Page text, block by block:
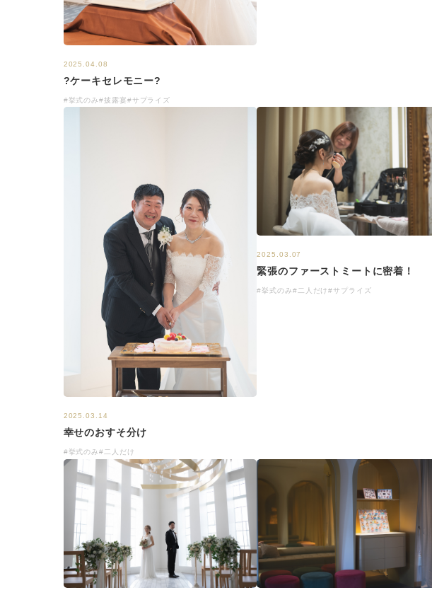
2025.04.08
?ケーキセレモニー?
#挙式のみ#披露宴#サプライズ
2025.03.14
幸せのおすそ分け
#挙式のみ#二人だけ
2025.03.07
緊張のファーストミートに密着！
#挙式のみ#二人だけ#サプライズ